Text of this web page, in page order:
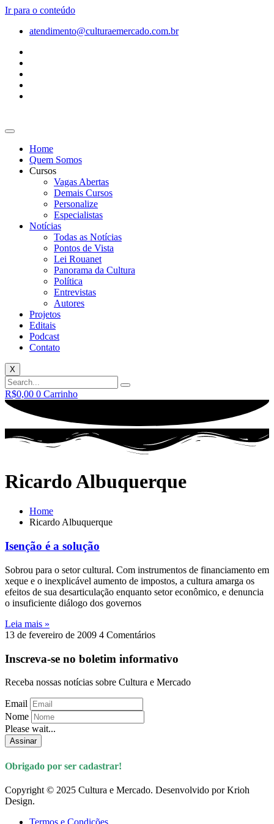
Ir para o conteúdo
atendimento@culturaemercado.com.br
Home
Quem Somos
Cursos
Vagas Abertas
Demais Cursos
Personalize
Especialistas
Notícias
Todas as Notícias
Pontos de Vista
Lei Rouanet
Panorama da Cultura
Política
Entrevistas
Autores
Projetos
Editais
Podcast
Contato
X
R$0,00 0 Carrinho
Ricardo Albuquerque
Home
Ricardo Albuquerque
Isenção é a solução
Sobrou para o setor cultural. Com instrumentos de financiamento em
xeque e o inexplicável aumento de impostos, a cultura amarga os
efeitos de sua desarticulação enquanto setor econômico, e denuncia
o insuficiente diálogo dos governos
Leia mais »
13 de fevereiro de 2009 4 Comentários
Inscreva-se no boletim informativo
Receba nossas notícias sobre Cultura e Mercado
Email
Nome
Please wait...
Assinar
Obrigado por ser cadastrar!
Copyright © 2025 Cultura e Mercado. Desenvolvido por Krioh
Design.
Termos e Condições